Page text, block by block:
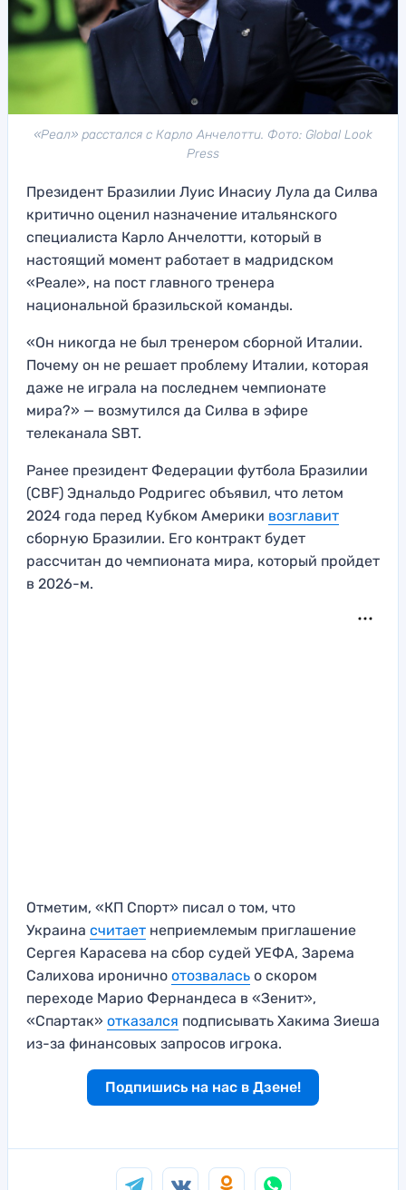
«Реал» расстался с Карло Анчелотти. Фото: Global Look
Press
Президент Бразилии Луис Инасиу Лула да Силва
критично оценил назначение итальянского
специалиста Карло Анчелотти, который в
настоящий момент работает в мадридском
«Реале», на пост главного тренера
национальной бразильской команды.
«Он никогда не был тренером сборной Италии.
Почему он не решает проблему Италии, которая
даже не играла на последнем чемпионате
мира?» — возмутился да Силва в эфире
телеканала SBT.
Ранее президент Федерации футбола Бразилии
(CBF) Эднальдо Родригес объявил, что летом
2024 года перед Кубком Америки возглавит
сборную Бразилии. Его контракт будет
рассчитан до чемпионата мира, который пройдет
в 2026-м.
Отметим, «КП Спорт» писал о том, что
Украина считает неприемлемым приглашение
Сергея Карасева на сбор судей УЕФА, Зарема
Салихова иронично отозвалась о скором
переходе Марио Фернандеса в «Зенит»,
«Спартак» отказался подписывать Хакима Зиеша
из-за финансовых запросов игрока.
Подпишись на нас в Дзене!